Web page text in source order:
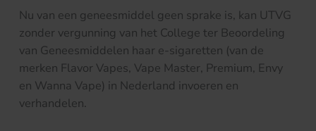
Nu van een geneesmiddel geen sprake is, kan UTVG
zonder vergunning van het College ter Beoordeling
van Geneesmiddelen haar e-sigaretten (van de
merken Flavor Vapes, Vape Master, Premium, Envy
en Wanna Vape) in Nederland invoeren en
verhandelen.